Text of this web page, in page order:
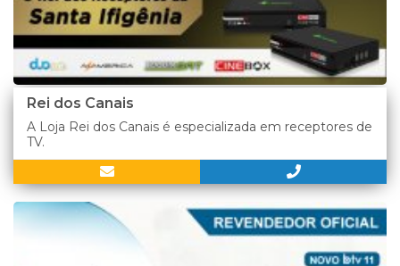
Rei dos Canais
A Loja Rei dos Canais é especializada em receptores de
TV.